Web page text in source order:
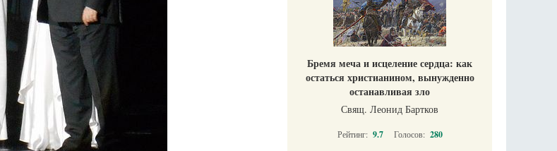
Бремя меча и исцеление сердца: как
остаться христианином, вынужденно
останавливая зло
Свящ. Леонид Бартков
Рейтинг: 9.7 Голосов: 280